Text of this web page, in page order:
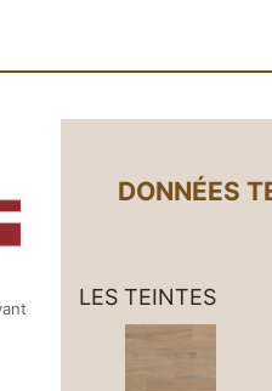
DONNÉES
LES TEINTES